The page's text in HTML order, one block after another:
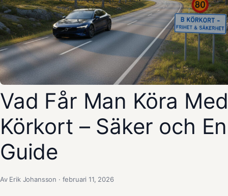
Vad Får Man Köra
Körkort – Säker och
Guide
Av Erik Johansson · februari 11, 2026